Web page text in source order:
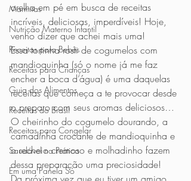
Marmitas
Nutrição Materno Infantil
Receitas para Bebês
Receitas para Crianças
Guia dos Alimentos
Receitas do Brasil
Receitas para Congelar
Saudável na Prática
Em uma Panela Só
orelha em pé em busca de receitas
incríveis, deliciosas, imperdíveis! Hoje,
venho dizer que achei mais uma!
Essa tortinha rosti de cogumelos com
mandioquinha (só o nome já me faz
encher a boca d’água) é uma daquelas
receitas que começa a te provocar desde
o preparo com seus aromas deliciosos…
O cheirinho do cogumelo dourando, a
camadinha crocante de mandioquinha e
o recheio cremoso e molhadinho fazem
dessa preparação uma preciosidade!